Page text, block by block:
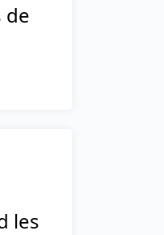
de
les